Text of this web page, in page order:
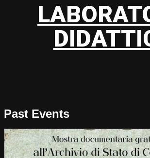
Past Events